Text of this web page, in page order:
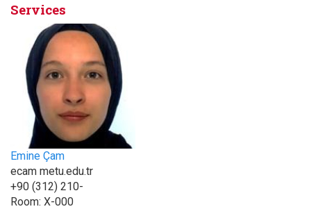
Services
Emine Çam
ecam metu.edu.tr
+90 (312) 210-
Room: X-000